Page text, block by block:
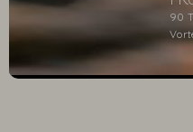
90